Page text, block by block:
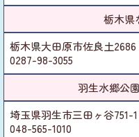
栃木県
栃木県大田原市佐良土2686
0287-98-3055
羽生水郷公
埼玉県羽生市三田ヶ谷751-1
048-565-1010